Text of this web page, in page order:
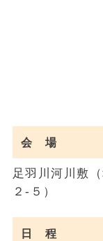
会 場
足羽川河川敷
２-５）
日 程